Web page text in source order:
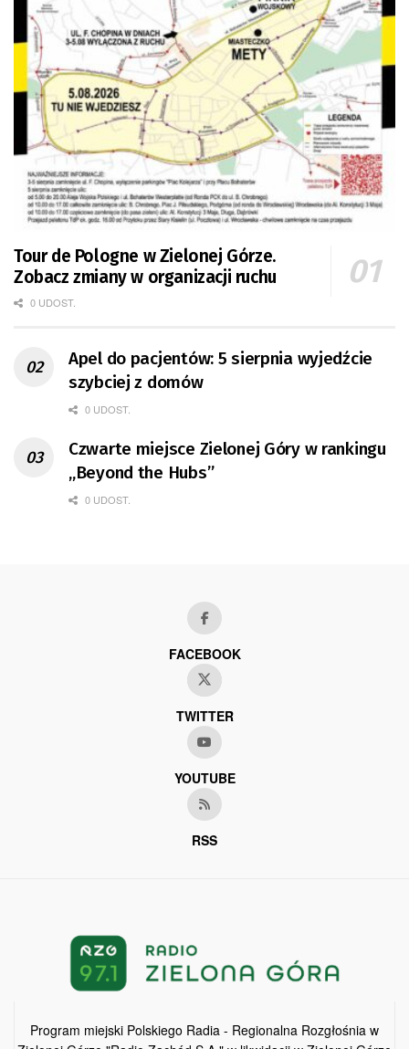
Tour de Pologne w Zielonej Górze.
Zobacz zmiany w organizacji ruchu
0 UDOST.
Apel do pacjentów: 5 sierpnia wyjedźcie
szybciej z domów
0 UDOST.
Czwarte miejsce Zielonej Góry w rankingu
„Beyond the Hubs”
0 UDOST.
FACEBOOK
TWITTER
YOUTUBE
RSS
Program miejski Polskiego Radia - Regionalna Rozgłośnia w